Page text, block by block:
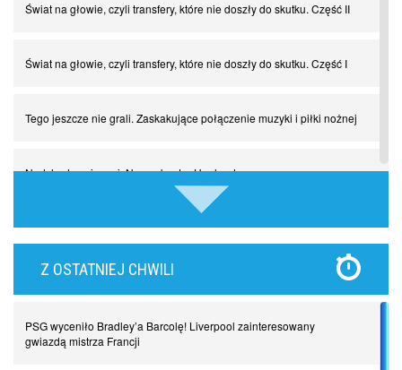
Świat na głowie, czyli transfery, które nie doszły do skutku. Część II
Świat na głowie, czyli transfery, które nie doszły do skutku. Część I
Tego jeszcze nie grali. Zaskakujące połączenie muzyki i piłki nożnej
Nadchodzą giganci. Nunez kontra Haaland
Lewandowski kontra Bayern. Czy wilk będzie syty, a owca cała?
Piłkarz z numerem 47. Phil Foden i inne przypadki
Z OSTATNIEJ CHWILI
PSG wyceniło Bradley’a Barcolę! Liverpool zainteresowany
gwiazdą mistrza Francji